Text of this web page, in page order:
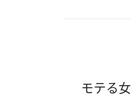
モテる